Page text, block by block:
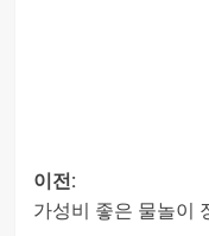
이전:
가성비 좋은 물놀이